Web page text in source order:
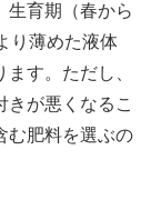
生育期（春から
り薄めた液体
す。ただし、
きが悪くなるこ
む肥料を選ぶの